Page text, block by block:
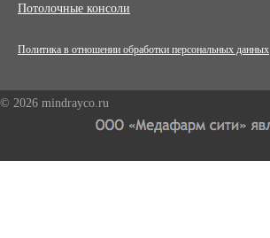
Потолочные консоли
Политика в отношении обработки персональных данных
© 2026 mindrayco.ru